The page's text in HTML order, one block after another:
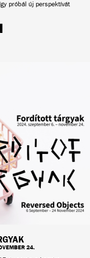
próbál új perspektívát
24.